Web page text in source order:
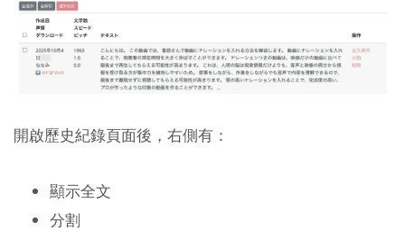
開啟歷史紀錄頁面後，右側有：
顯示全文
分割